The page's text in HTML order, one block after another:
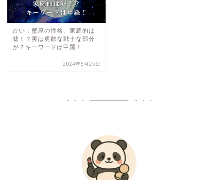
占い：蟹座の性格。家庭的は
嘘！？実は勇敢な戦士な部分
が？キーワードは甲羅！
2024年6月25日